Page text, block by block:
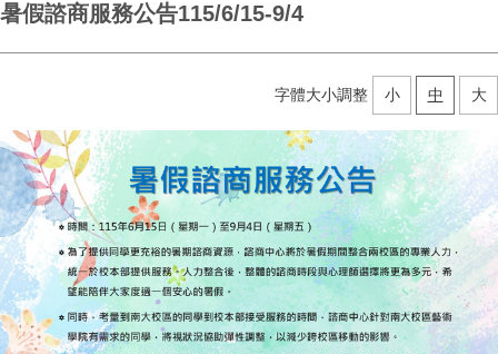
暑假諮商服務公告115/6/15-9/4
字體大小調整 小 中 大